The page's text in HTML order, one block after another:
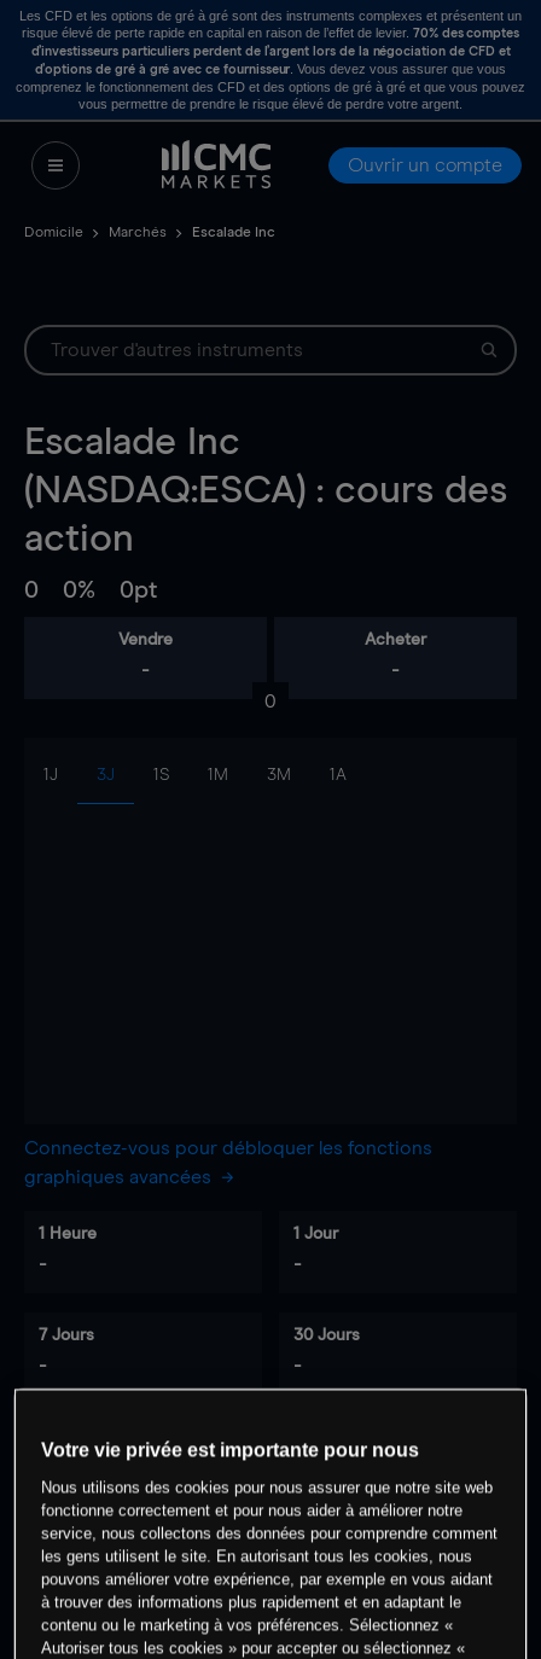
Les CFD et les options de gré à gré sont des instruments complexes et présentent un
risque élevé de perte rapide en capital en raison de l’effet de levier. 70% des comptes
d’investisseurs particuliers perdent de l’argent lors de la négociation de CFD et
d’options de gré à gré avec ce fournisseur . Vous devez vous assurer que vous
comprenez le fonctionnement des CFD et des options de gré à gré et que vous pouvez
vous permettre de prendre le risque élevé de perdre votre argent.
Ouvrir un compte
Domicile Marchés Escalade Inc
Escalade Inc
(NASDAQ:ESCA) : cours des
action
0 0% 0pt
Vendre
-
Acheter
-
0
1J 3J 1S 1M 3M 1A
Connectez-vous pour débloquer les fonctions
graphiques avancées
1 Heure
-
1 Jour
-
7 Jours
-
30 Jours
-
cet actif
Commencez à trader
Votre vie privée est importante pour nous
Nous utilisons des cookies pour nous assurer que notre site web
fonctionne correctement et pour nous aider à améliorer notre
service, nous collectons des données pour comprendre comment
les gens utilisent le site. En autorisant tous les cookies, nous
pouvons améliorer votre expérience, par exemple en vous aidant
à trouver des informations plus rapidement et en adaptant le
contenu ou le marketing à vos préférences. Sélectionnez «
Autoriser tous les cookies » pour accepter ou sélectionnez «